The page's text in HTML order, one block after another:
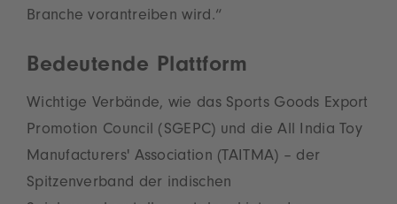
Branche vorantreiben wird.“
Bedeutende Plattform
Wichtige Verbände, wie das Sports Goods Export
Promotion Council (SGEPC) und die All India Toy
Manufacturers' Association (TAITMA) – der
Spitzenverband der indischen